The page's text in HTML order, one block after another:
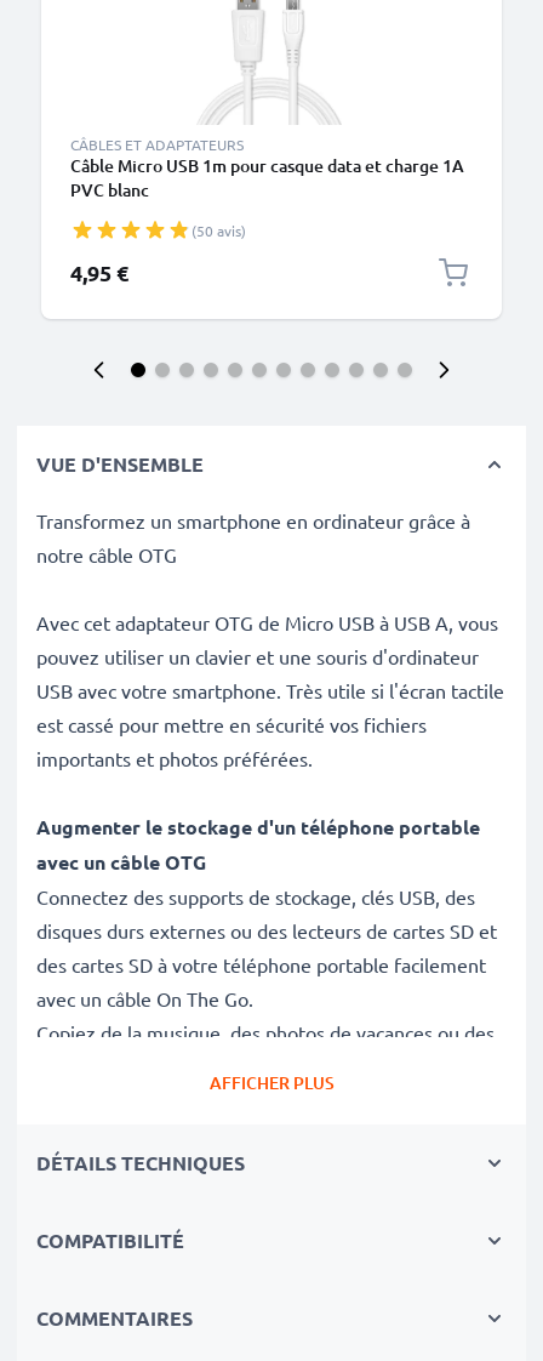
CÂBLES ET ADAPTATEURS
Câble Micro USB 1m pour casque data et charge 1A
PVC blanc
(50 avis)
4,95 €
VUE D'ENSEMBLE
Transformez un smartphone en ordinateur grâce à
notre câble OTG
Avec cet adaptateur OTG de Micro USB à USB A, vous
pouvez utiliser un clavier et une souris d'ordinateur
USB avec votre smartphone. Très utile si l'écran tactile
est cassé pour mettre en sécurité vos fichiers
importants et photos préférées.
Augmenter le stockage d'un téléphone portable
avec un câble OTG
Connectez des supports de stockage, clés USB, des
disques durs externes ou des lecteurs de cartes SD et
des cartes SD à votre téléphone portable facilement
avec un câble On The Go.
Copiez de la musique, des photos de vacances ou des
vous voulez - sans alourdir la mémoire interne du
Vous pouvez également connecter votre téléphone
AFFICHER PLUS
DÉTAILS TECHNIQUES
COMPATIBILITÉ
COMMENTAIRES